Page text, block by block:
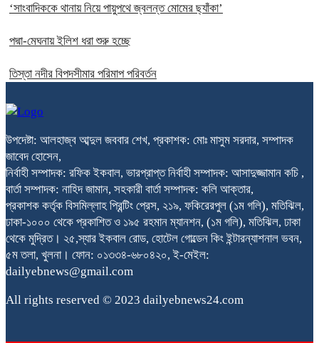
‘সাংবাদিককে থানায় নিয়ে পায়ুপথে জ্বলন্ত মোমের ছ্যাঁকা’
পদ্মা-মেঘনায় ইলিশ ধরা শুরু হচ্ছে
তিস্তা নদীর বিপদসীমার পরিমাপ পরিবর্তন
উপদেষ্টা: আলহাজ্ব আব্দুল জববার শেখ, প্রকাশক: মোঃ মাসুম সরদার, সম্পাদক
জাবেদ হোসেন,
নির্বাহী সম্পাদক: রফিক ইকবাল, ভারপ্রাপ্ত নির্বাহী সম্পাদক: আসাদুজ্জামান কচি ,
বার্তা সম্পাদক: নাহিদ জামান, সহকারী বার্তা সম্পাদক: কলি আক্তার,
প্রকাশক কর্তৃক বিসমিল্লাহ প্রিন্টিং প্রেস, ২১৯, ফকিরেরপুল (১ম গলি), মতিঝিল,
ঢাকা-১০০০ থেকে প্রকাশিত ও ১৯৫ রহমান ম্যানশন, (১ম গলি), মতিঝিল, ঢাকা
থেকে মুদ্রিত। ২৫,স্যার ইকবাল রোড, হোটেল গোল্ডেন কিং ইন্টারন্যাশনাল ভবন,
৫ম তলা, খুলনা। ফোন: ০১৩৩৪-৬৮০৪২০, ই-মেইল:
dailyebnews@gmail.com
All rights reserved © 2023 dailyebnews24.com